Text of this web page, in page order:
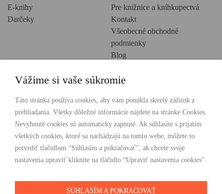
E-knihy
Darčeky
Pre knižnice a kníhkupectvá
Kontakt
Všeobecné obchodné
podmienky
Blog
Creative Europe
POHODLNÉ NAKUPOVANIE
Odosielame ihneď nasledujúci pracovný deň
Doprava zdarma už od 49 €
Vážime si vaše súkromie
Táto stránka používa cookies, aby vám ponúkla skvelý zážitok z
prehliadania. Všetky dôležité informácie nájdete na stránke Cookies.
Nevyhnuté cookies sú automaticky zapnuté. Ak súhlasíte s prijatím
všetkých cookies, ktoré sa nachádzajú na tomto webe, môžete to
potvrdiť tlačidlom “Súhlasím a pokračovať", ak chcete svoje
nastavenia upraviť kliknite na tlačidlo “Upraviť nastavenia cookies".
SÚHLASÍM A POKRAČOVAŤ